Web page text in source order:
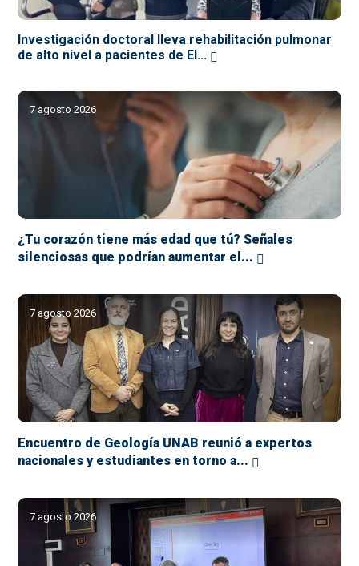
Investigación doctoral lleva rehabilitación pulmonar
de alto nivel a pacientes de El...
7 agosto 2026
¿Tu corazón tiene más edad que tú? Señales
silenciosas que podrían aumentar el...
7 agosto 2026
Encuentro de Geología UNAB reunió a expertos
nacionales y estudiantes en torno a...
7 agosto 2026